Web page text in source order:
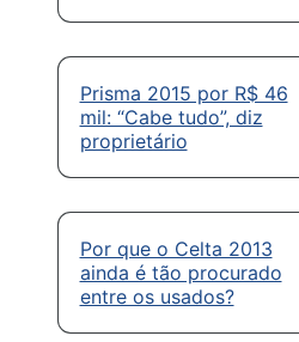
Prisma 2015 por R$ 46
mil: “Cabe tudo”, diz
proprietário
Por que o Celta 2013
ainda é tão procurado
entre os usados?